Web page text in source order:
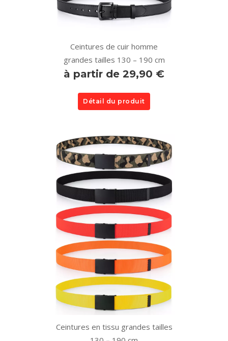
Ceintures de cuir homme
grandes tailles 130 – 190 cm
à partir de 29,90 €
Détail du produit
Ceintures en tissu grandes tailles